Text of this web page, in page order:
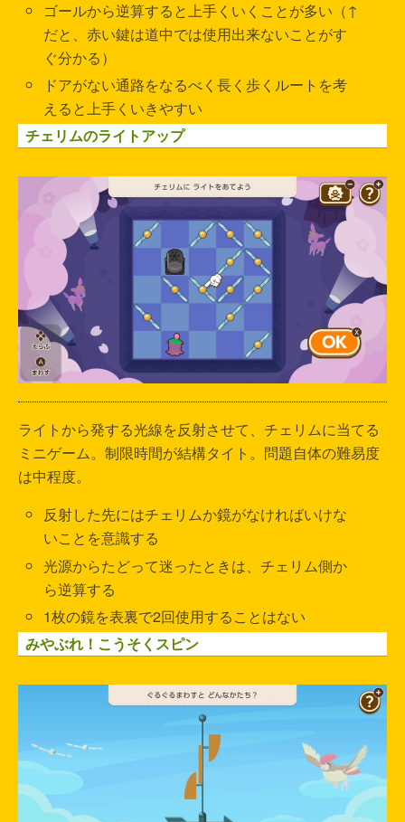
ゴールから逆算すると上手くいくことが多い（↑
だと、赤い鍵は道中では使用出来ないことがす
ぐ分かる）
ドアがない通路をなるべく長く歩くルートを考
えると上手くいきやすい
チェリムのライトアップ
ライトから発する光線を反射させて、チェリムに当てる
ミニゲーム。制限時間が結構タイト。問題自体の難易度
は中程度。
反射した先にはチェリムか鏡がなければいけな
いことを意識する
光源からたどって迷ったときは、チェリム側か
ら逆算する
1枚の鏡を表裏で2回使用することはない
みやぶれ！こうそくスピン